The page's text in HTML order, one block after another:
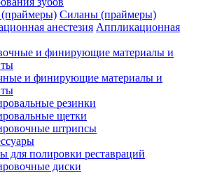
Силаны (праймеры)
Аппликационная
и финирующие материалы и
резинки
щетки
штрипсы
для полировки реставраций
диски